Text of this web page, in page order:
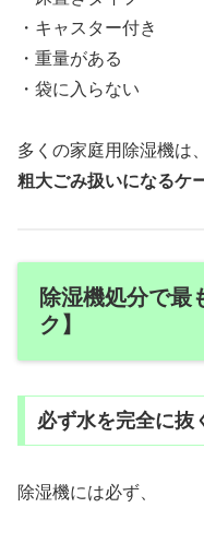
・キャスター付き
・重量がある
・袋に入らない
多くの家庭用除湿機は、
粗大ごみ扱いになるケ
除湿機処分で最
ク】
必ず水を完全に抜
除湿機には必ず、